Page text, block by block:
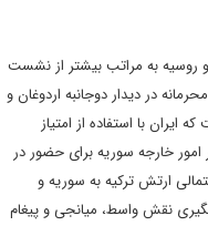
و روسیه به مراتب بیشتر از نشست
در دیدار دوجانبه اردوغان و
با استفاده از امتیاز
خارجه سوریه برای حضور در
ارتش ترکیه به سوریه و
نقش واسط، میانجی و پیغام